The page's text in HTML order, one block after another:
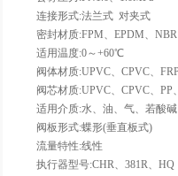
连接形式:法兰式  对夹式
密封材质:FPM、EPDM、NBR
适用温度:0～+60℃
阀体材质:UPVC、CPVC、
阀芯材质:UPVC、CPVC、PP
适用介质:水、油、气、若酸
阀板形式:蝶形(垂直板式)
流量特性:线性
执行器型号:CHR、381R、HQ